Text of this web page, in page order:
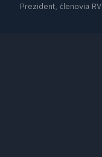
Prezident, členovia RV